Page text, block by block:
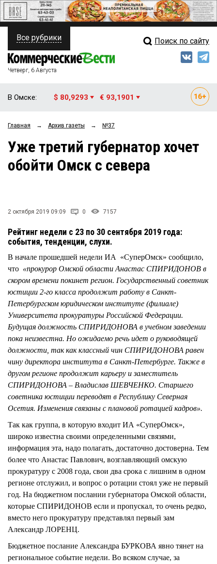
ПОЛИТИКА
ФИНАНСЫ
ОБЩЕСТВО
ЗАКОН
СТИЛЬ ЖИЗНИ
Свежий выпуск
Рейтинги
Блоги
Все рубрики Поиск по сайту
Четверг, 6 Августа
В Омске: $ 80,9293 € 93,1901
Главная → Архив газеты → №37
Уже третий губернатор хочет
обойти Омск с севера
2 октября 2019 09:09 0 7157
Рейтинг недели с 23 по 30 сентября 2019 года:
события, тенденции, слухи.
В начале прошедшей недели ИА «СуперОмск» сообщило,
что «прокурор Омской области Анастас СПИРИДОНОВ в
скором времени покинет регион. Государственный советник
юстиции 2-го класса продолжит работу в Санкт-
Петербургском юридическом институте (филиале)
Университета прокуратуры Российской Федерации.
Будущая должность СПИРИДОНОВА в учебном заведении
пока неизвестна. Но ожидаемо речь идет о руководящей
должности, так как классный чин СПИРИДОНОВА равен
чину директора института в Санкт-Петербурге. Также в
другом регионе продолжит карьеру и заместитель
СПИРИДОНОВА – Владислав ШЕВЧЕНКО. Старшего
советника юстиции переводят в Республику Северная
Осетия. Изменения связаны с плановой ротацией кадров».
Так как группа, в которую входит ИА «СуперОмск»,
широко известна своими определенными связями,
информация эта, надо полагать, достаточно достоверна. Тем
более что Анастас Павлович, возглавляющий омскую
прокуратуру с 2008 года, свои два срока с лишним в одном
регионе отслужил, и вопрос о ротации стоял уже не первый
год. На бюджетном послании губернатора Омской области,
которые СПИРИДОНОВ если и пропускал, то очень редко,
вместо него прокуратуру представлял первый зам
Александр ЛОРЕНЦ.
Бюджетное послание Александра БУРКОВА явно тянет на
региональное событие недели. Во всяком случае, за